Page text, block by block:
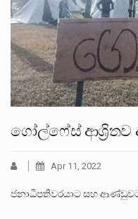
ගෝල්ෆේස්
Apr 11, 2022
ජනාධිපතිවරයාට සහ